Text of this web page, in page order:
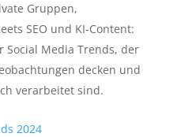
Gruppen,
SEO und KI-Content:
Social Media Trends, der
decken und
verarbeitet sind.
2024